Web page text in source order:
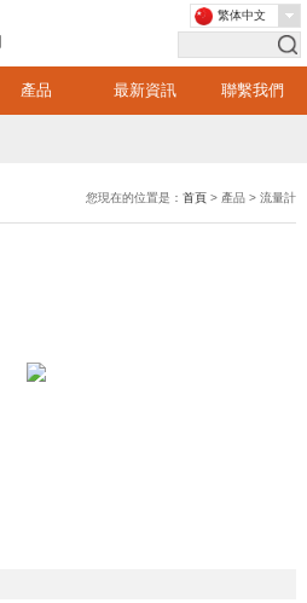
產品 最新資訊 聯繫我們
繁体中文
您現在的位置是：首頁 > 產品 > 流量計